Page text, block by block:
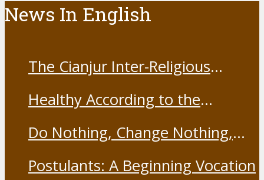
News In English
The Cianjur Inter-Religious
19 Vaccine
Healthy According to the
Do Nothing, Change Nothing,
Postulants: A Beginning Vocation